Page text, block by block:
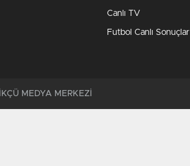
Canlı TV
Futbol Canlı Sonuçlar
MEDYA MERKEZİ